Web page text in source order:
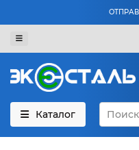
Каталог